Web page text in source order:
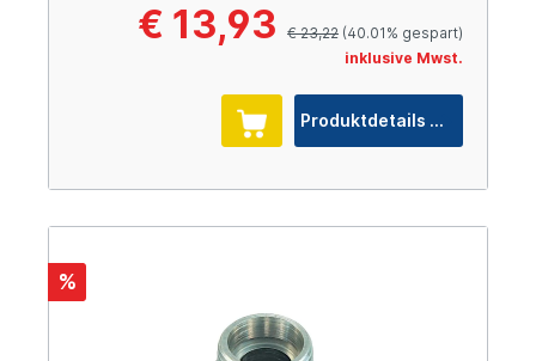
€ 13,93 € 23,22 (40.01% gespart)
inklusive Mwst.
Produktdetails
%